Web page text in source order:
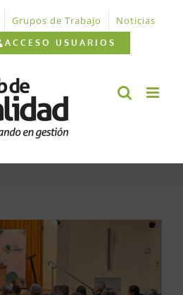
Grupos de Trabajo
Noticias
ACCESO USUARIOS